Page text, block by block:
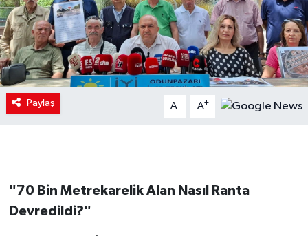
Paylaş A- A+
"70 Bin Metrekarelik Alan Nasıl Ranta
Devredildi?"